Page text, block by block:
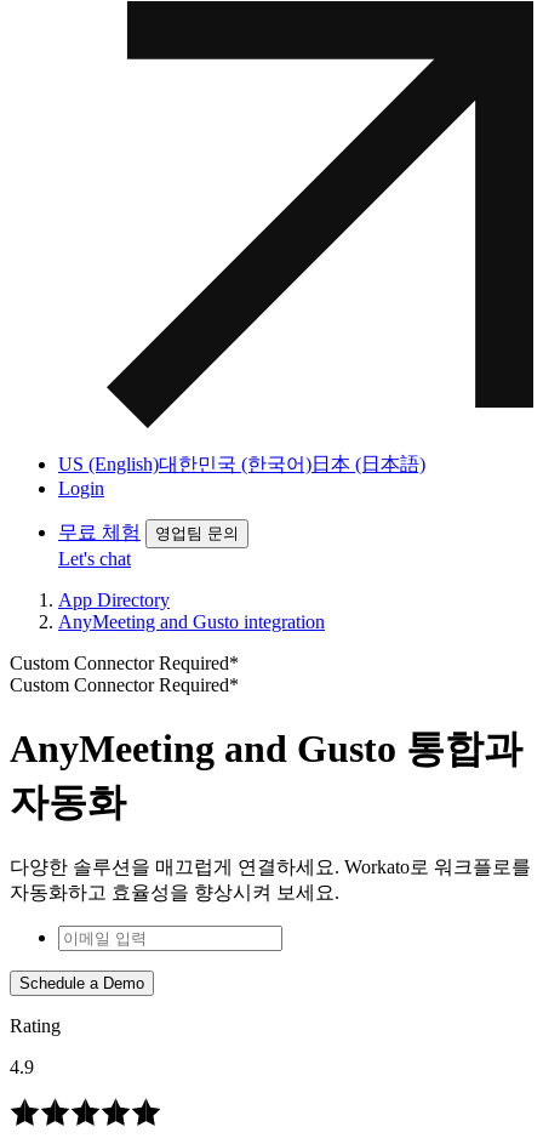
US (English)대한민국 (한국어)日本 (日本語)
Login
무료 체험 영업팀 문의
Let's chat
App Directory
AnyMeeting and Gusto integration
Custom Connector Required*
Custom Connector Required*
AnyMeeting and Gusto 통합과
자동화
다양한 솔루션을 매끄럽게 연결하세요. Workato로 워크플로를
자동화하고 효율성을 향상시켜 보세요.
Schedule a Demo
Rating
4.9